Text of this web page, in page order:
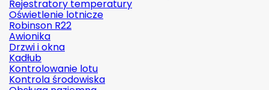
Rejestratory temperatury
Oświetlenie lotnicze
Robinson R22
Awionika
Drzwi i okna
Kadłub
Kontrolowanie lotu
Kontrola środowiska